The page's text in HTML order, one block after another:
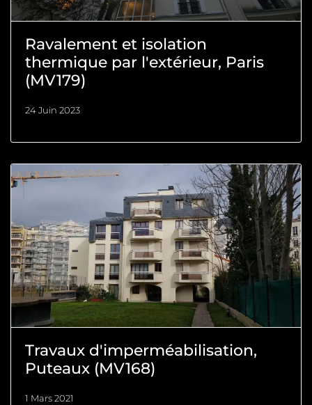
Ravalement et isolation
thermique par l'extérieur, Paris
(MV179)
24 Juin 2023
Travaux d'imperméabilisation,
Puteaux (MV168)
1 Mars 2021